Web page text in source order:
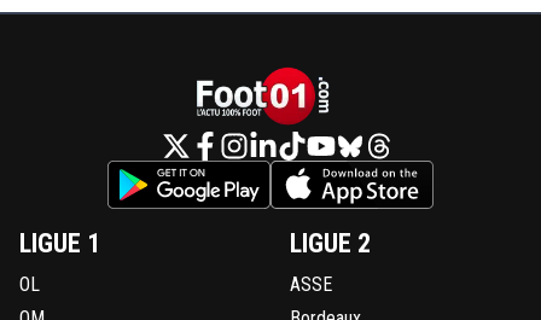
LIGUE 1
OL
LIGUE 2
ASSE